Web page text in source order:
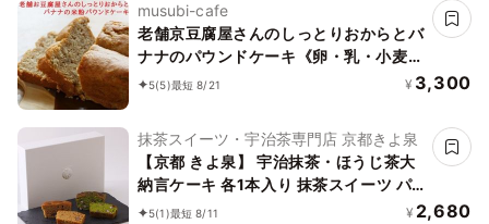
musubi-cafe
老舗京豆腐屋さんのしっとりおからとバ
ナナのパウンドケーキ《卵・乳・小麦・
白砂糖不使用》《ヴィーガンスイーツ》
5(5)最短 8/21 ¥ 3,300
抹茶スイーツ・宇治茶専門店 京都きよ泉
【京都 きよ泉】 宇治抹茶・ほうじ茶大
納言ケーキ 各1本入り 抹茶スイーツ パ
ウンドケーキ お菓子 焼き菓子
5(1)最短 8/11 ¥ 2,680